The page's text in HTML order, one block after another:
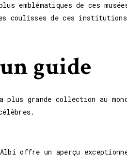
emblématiques de ces
coulisses de ces
guide
grande collection au
offre un aperçu